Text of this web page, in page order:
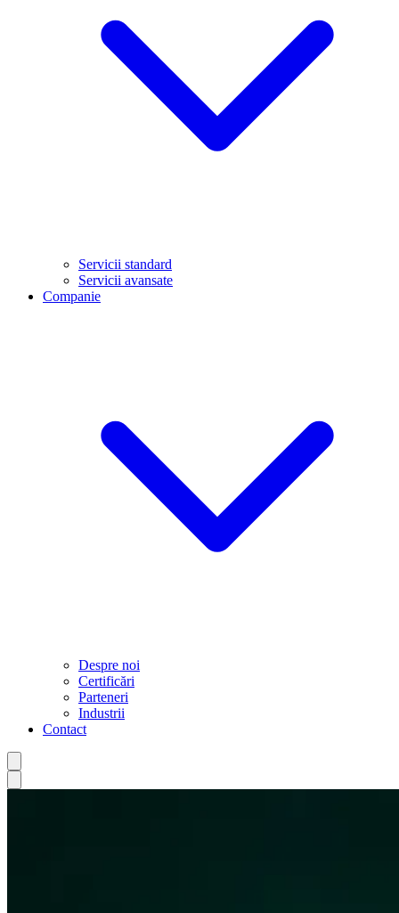
Servicii standard
Servicii avansate
Companie
Despre noi
Certificări
Parteneri
Industrii
Contact